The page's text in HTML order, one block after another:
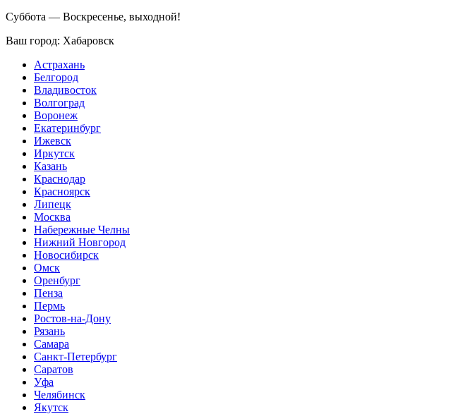
Суббота — Воскресенье, выходной!
Ваш город: Хабаровск
Астрахань
Белгород
Владивосток
Волгоград
Воронеж
Екатеринбург
Ижевск
Иркутск
Казань
Краснодар
Красноярск
Липецк
Москва
Набережные Челны
Нижний Новгород
Новосибирск
Омск
Оренбург
Пенза
Пермь
Ростов-на-Дону
Рязань
Самара
Санкт-Петербург
Саратов
Уфа
Челябинск
Якутск